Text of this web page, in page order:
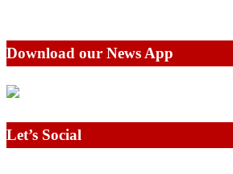
Download our News App
Let’s Social